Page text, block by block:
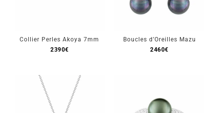
Collier Perles Akoya 7mm
2390€
Boucles d’Oreilles Mazu
2460€